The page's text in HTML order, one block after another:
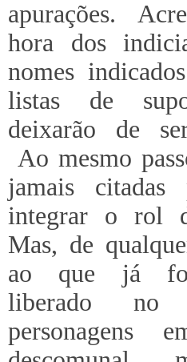
apurações.
hora dos
nomes
listas de
deixarão de
Ao mesmo
jamais
integrar o rol
Mas, de
ao que já foi
liberado no
personagens